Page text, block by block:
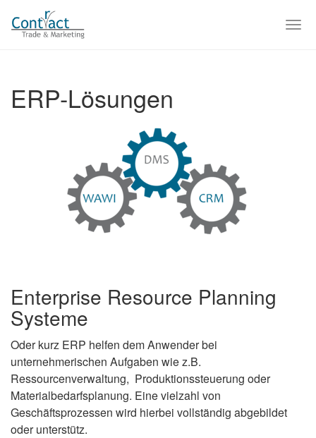
main
ERP-Lösungen
Enterprise Resource Planning
Systeme
Oder kurz ERP helfen dem Anwender bei
unternehmerischen Aufgaben wie z.B.
Ressourcenverwaltung, Produktionssteuerung oder
Materialbedarfsplanung. Eine vielzahl von
Geschäftsprozessen wird hierbei vollständig abgebildet
oder unterstütz.